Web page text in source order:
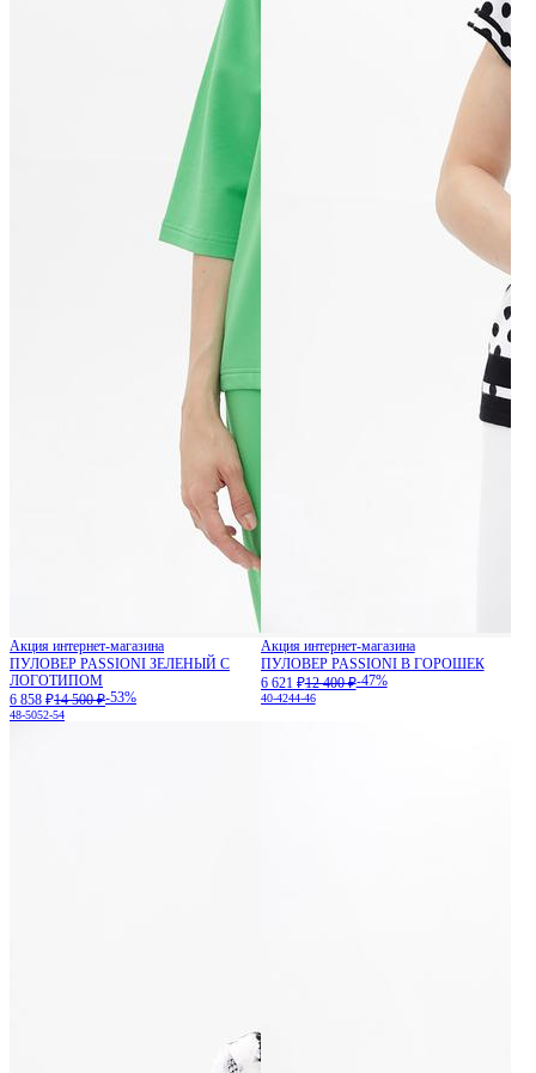
Акция интернет-магазина
ПУЛОВЕР PASSIONI ЗЕЛЕНЫЙ С
ЛОГОТИПОМ
6 858 ₽14 500 ₽-53%
48-5052-54
Акция интернет-магазина
ПУЛОВЕР PASSIONI В ГОРОШЕК
6 621 ₽12 400 ₽-47%
40-4244-46